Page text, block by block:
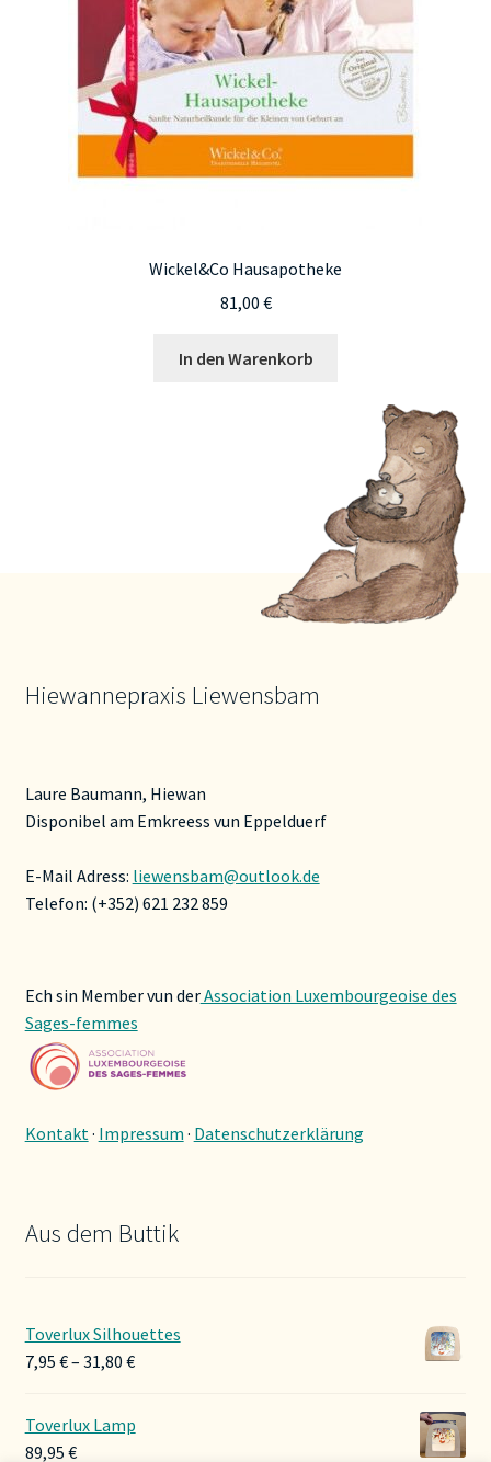
auf
der
Produktseite
gewählt
werden
Wickel&Co Hausapotheke
81,00 €
In den Warenkorb
Hiewannepraxis Liewensbam
Laure Baumann, Hiewan
Disponibel am Emkreess vun Eppelduerf
E-Mail Adress: liewensbam@outlook.de
Telefon: (+352) 621 232 859
Ech sin Member vun derAssociation Luxembourgeoise des
Sages-femmes
Kontakt· Impressum · Datenschutzerklärung
Aus dem Buttik
Toverlux Silhouettes
7,95 €– 31,80 €Preisspanne:
Toverlux Lamp
89,95 €